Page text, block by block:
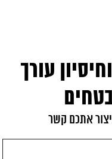
עורך
אתכם קשר